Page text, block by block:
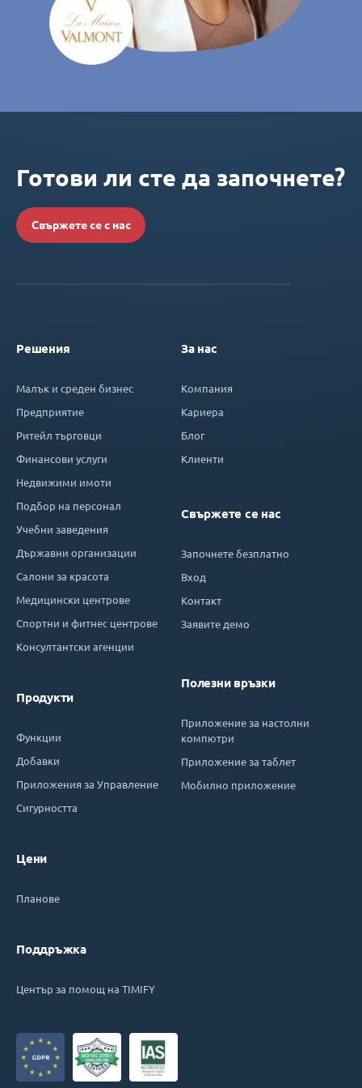
Готови ли сте да започнете?
Свържете се с нас
Решения
Малък и среден бизнес
Предприятие
Ритейл търговци
Финансови услуги
Недвижими имоти
Подбор на персонал
Учебни заведения
Държавни организации
Салони за красота
Медицински центрове
Спортни и фитнес центрове
Консултантски агенции
Продукти
Функции
Добавки
Приложения за Управление
Сигурността
Цени
Планове
Поддръжка
Център за помощ на TIMIFY
За нас
Компания
Кариера
Блог
Клиенти
Свържете се нас
Започнете безплатно
Вход
Контакт
Заявите демо
Полезни връзки
Приложение за настолни
компютри
Приложение за таблет
Мобилно приложение